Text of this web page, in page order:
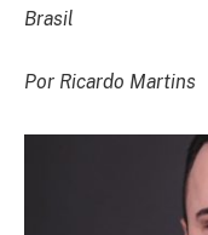
Brasil
Por Ricardo Martins